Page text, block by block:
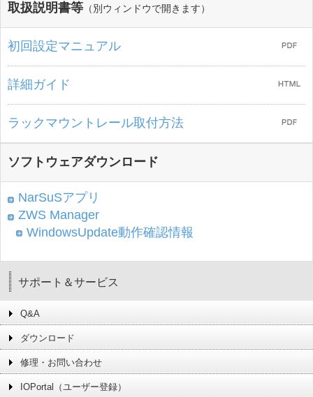
取扱説明書等 （別ウィンドウで開きます）
初回設定マニュアル
詳細ガイド
ラックマウントレール取付方法
ソフトウェアダウンロード
NarSuSアプリ
ZWS Manager
WindowsUpdate動作確認情報
サポート＆サービス
Q&A
ダウンロード
修理・お問い合わせ
IOPortal（ユーザー登録）